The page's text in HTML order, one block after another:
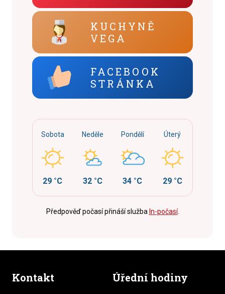
KUCHYNĚ
VEGA
FACEBOOK
STRÁNKA
Sobota
29 °C
Neděle
32 °C
Pondělí
34 °C
Úterý
29 °C
Předpověď počasí přináší služba In-počasí.
Kontakt Úřední hodiny